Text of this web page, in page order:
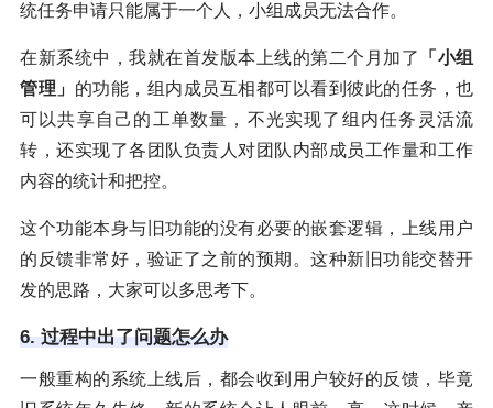
统任务申请只能属于一个人，小组成员无法合作。
在新系统中，我就在首发版本上线的第二个月加了
「小组
管理」 的功能，组内成员互相都可以看到彼此的任务，也
可以共享自己的工单数量，不光实现了组内任务灵活流
转，还实现了各团队负责人对团队内部成员工作量和工作
内容的统计和把控。
这个功能本身与旧功能的没有必要的嵌套逻辑，上线用户
的反馈非常好，验证了之前的预期。这种新旧功能交替开
发的思路，大家可以多思考下。
6. 过程中出了问题怎么办
一般重构的系统上线后，都会收到用户较好的反馈，毕竟